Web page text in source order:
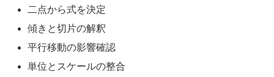
二点から式を決定
傾きと切片の解釈
平行移動の影響確認
単位とスケールの整合